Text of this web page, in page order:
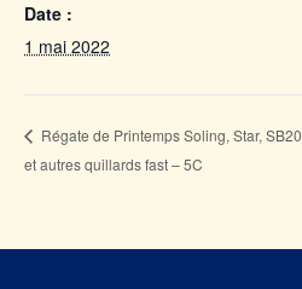
Date :
1 mai 2022
Régate de Printemps Soling, Star, SB20
et autres quillards fast – 5C